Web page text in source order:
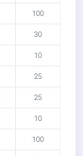
100
30
10
25
25
10
100